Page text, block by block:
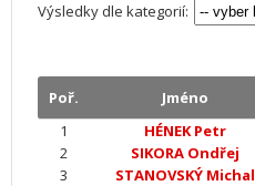
Výsledky dle kategorií:
Poř. Jméno
1
HÉNEK Petr
2
SIKORA Ondřej
3
STANOVSKÝ Michal